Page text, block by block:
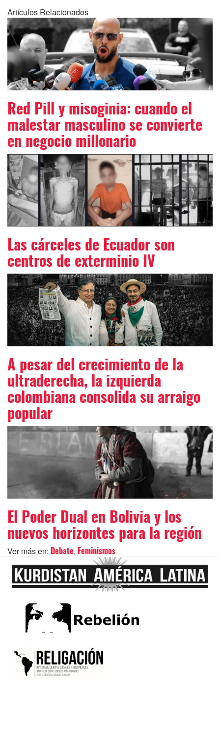
Artículos Relacionados
Red Pill y misoginia: cuando el
malestar masculino se convierte
en negocio millonario
Las cárceles de Ecuador son
centros de exterminio IV
A pesar del crecimiento de la
ultraderecha, la izquierda
colombiana consolida su arraigo
popular
El Poder Dual en Bolivia y los
nuevos horizontes para la región
Ver más en: Debate, Feminismos